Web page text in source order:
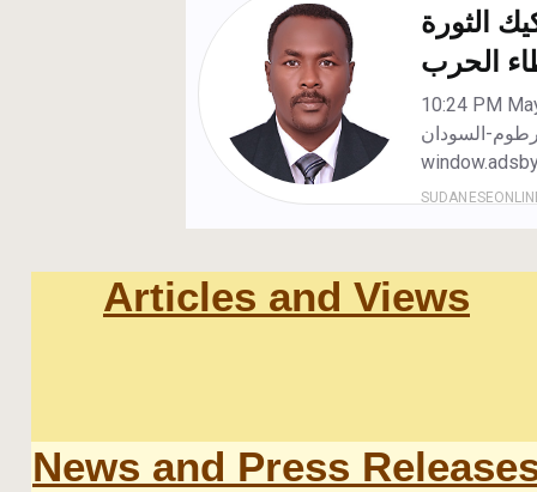
Articles and Views
News and Press